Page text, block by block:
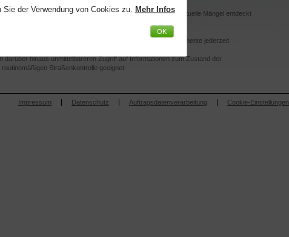
organisieren und verwalten.
über sämtliche Straßen in Ihrer Kommune zu führen. Eventuelle Mängel entdeckt
vom Außendienst schnell beseitigt werden.
immer fest im Blick und im Schadensfall rechtssichere Dokumente jederzeit
hinaus unmittelbareren Zugriff auf Informationen zum Zustand der
Straßenkontrolle geeignet.
Impressum Datenschutz Auftragsdatenverarbeitung Cookie-Einstellungen
der Verwendung von Cookies zu. Mehr Infos
OK